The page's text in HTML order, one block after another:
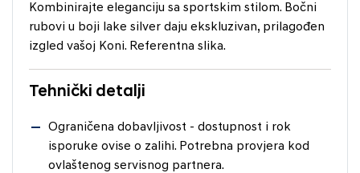
Kombinirajte eleganciju sa sportskim stilom. Bočni
rubovi u boji lake silver daju ekskluzivan, prilagođen
izgled vašoj Koni. Referentna slika.
Tehnički detalji
Ograničena dobavljivost - dostupnost i rok
isporuke ovise o zalihi. Potrebna provjera kod
ovlaštenog servisnog partnera.